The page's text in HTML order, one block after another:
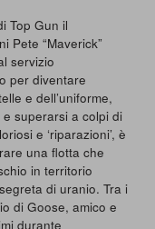
Top Gun il
Pete “Maverick”
servizio
per diventare
e dell’uniforme,
superarsi a colpi di
e ‘riparazioni’, è
una flotta che
in territorio
di uranio. Tra i
di Goose, amico e
durante